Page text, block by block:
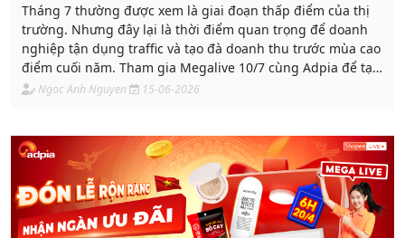
Tháng 7 thường được xem là giai đoạn thấp điểm của thị
trường. Nhưng đây lại là thời điểm quan trọng để doanh
nghiệp tận dụng traffic và tạo đà doanh thu trước mùa cao
điểm cuối năm. Tham gia Megalive 10/7 cùng Adpia để tạo
đà tăng tốc doanh thu quý 3.2026
Ngoc Anh Nguyen 15-06-2026